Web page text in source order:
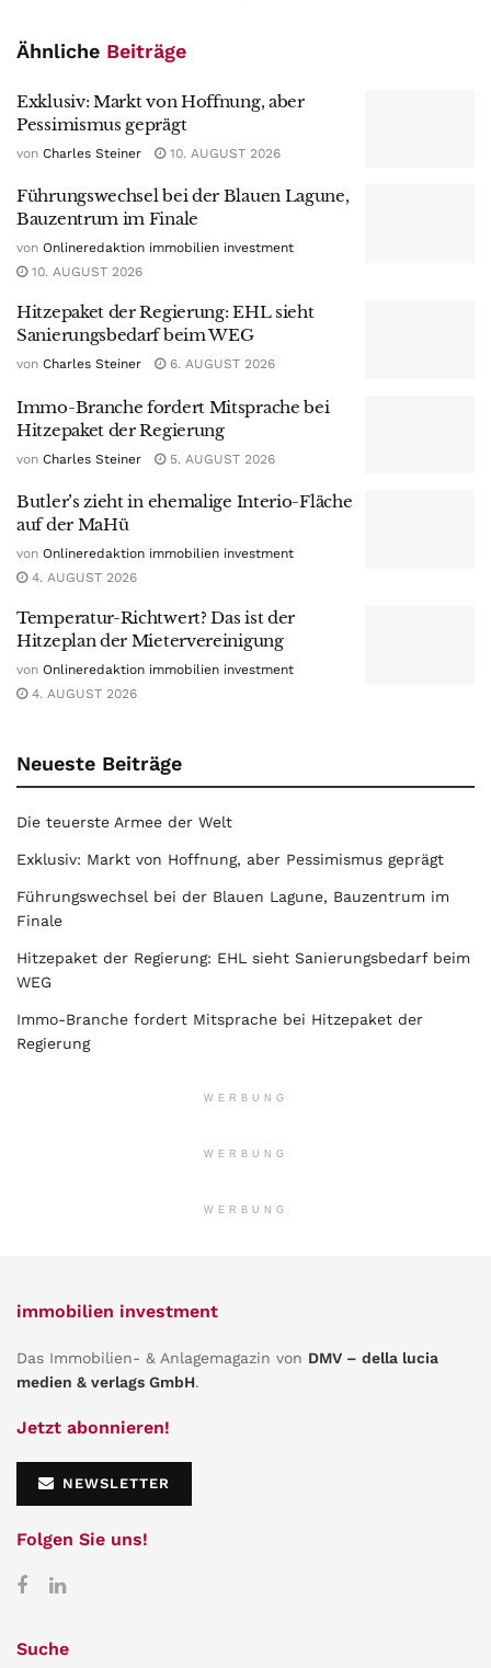
Ähnliche Beiträge
Exklusiv: Markt von Hoffnung, aber
Pessimismus geprägt
von Charles Steiner 10. AUGUST 2026
Führungswechsel bei der Blauen Lagune,
Bauzentrum im Finale
von Onlineredaktion immobilien investment
10. AUGUST 2026
Hitzepaket der Regierung: EHL sieht
Sanierungsbedarf beim WEG
von Charles Steiner 6. AUGUST 2026
Immo-Branche fordert Mitsprache bei
Hitzepaket der Regierung
von Charles Steiner 5. AUGUST 2026
Butler’s zieht in ehemalige Interio-Fläche
auf der MaHü
von Onlineredaktion immobilien investment
4. AUGUST 2026
Temperatur-Richtwert? Das ist der
Hitzeplan der Mietervereinigung
von Onlineredaktion immobilien investment
4. AUGUST 2026
Neueste Beiträge
Die teuerste Armee der Welt
Exklusiv: Markt von Hoffnung, aber Pessimismus geprägt
Führungswechsel bei der Blauen Lagune, Bauzentrum im
Finale
Hitzepaket der Regierung: EHL sieht Sanierungsbedarf beim
WEG
Immo-Branche fordert Mitsprache bei Hitzepaket der
Regierung
WERBUNG
WERBUNG
WERBUNG
immobilien investment
Das Immobilien- & Anlagemagazin von DMV – della lucia
medien & verlags GmbH.
Jetzt abonnieren!
NEWSLETTER
Folgen Sie uns!
Suche